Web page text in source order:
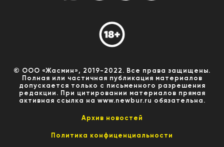
© ООО «Жасмин», 2019-2022. Все права защищены.
Полная или частичная публикация материалов
допускается только с письменного разрешения
редакции. При цитировании материалов прямая
активная ссылка на www.newbur.ru обязательна.
Архив новостей
Политика конфиценциальности